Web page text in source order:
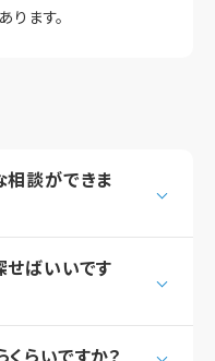
ます。
相談ができま
せばいいです